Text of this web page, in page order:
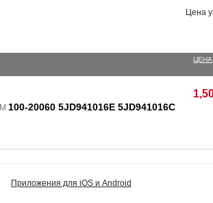
Цена
ЦЕНА
100-20060 5JD941016E 5JD941016C
Приложения для iOS и Android